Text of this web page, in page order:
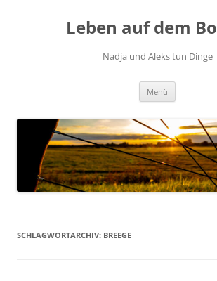
Leben auf dem
Nadja und Aleks tun Dinge
Menü
SCHLAGWORTARCHIV: BREEGE